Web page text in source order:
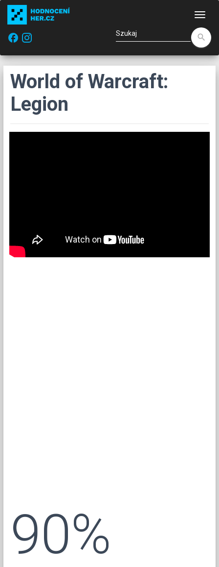
facebook
search
World of Warcraft:
Legion
90%